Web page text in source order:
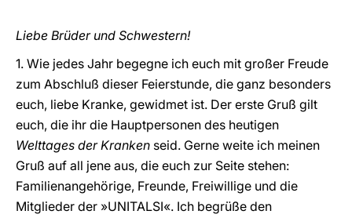
Liebe Brüder und Schwestern!
1. Wie jedes Jahr begegne ich euch mit großer Freude
zum Abschluß dieser Feierstunde, die ganz besonders
euch, liebe Kranke, gewidmet ist. Der erste Gruß gilt
euch, die ihr die Hauptpersonen des heutigen
Welttages der Kranken seid. Gerne weite ich meinen
Gruß auf all jene aus, die euch zur Seite stehen:
Familienangehörige, Freunde, Freiwillige und die
Mitglieder der »UNITALSI«. Ich begrüße den